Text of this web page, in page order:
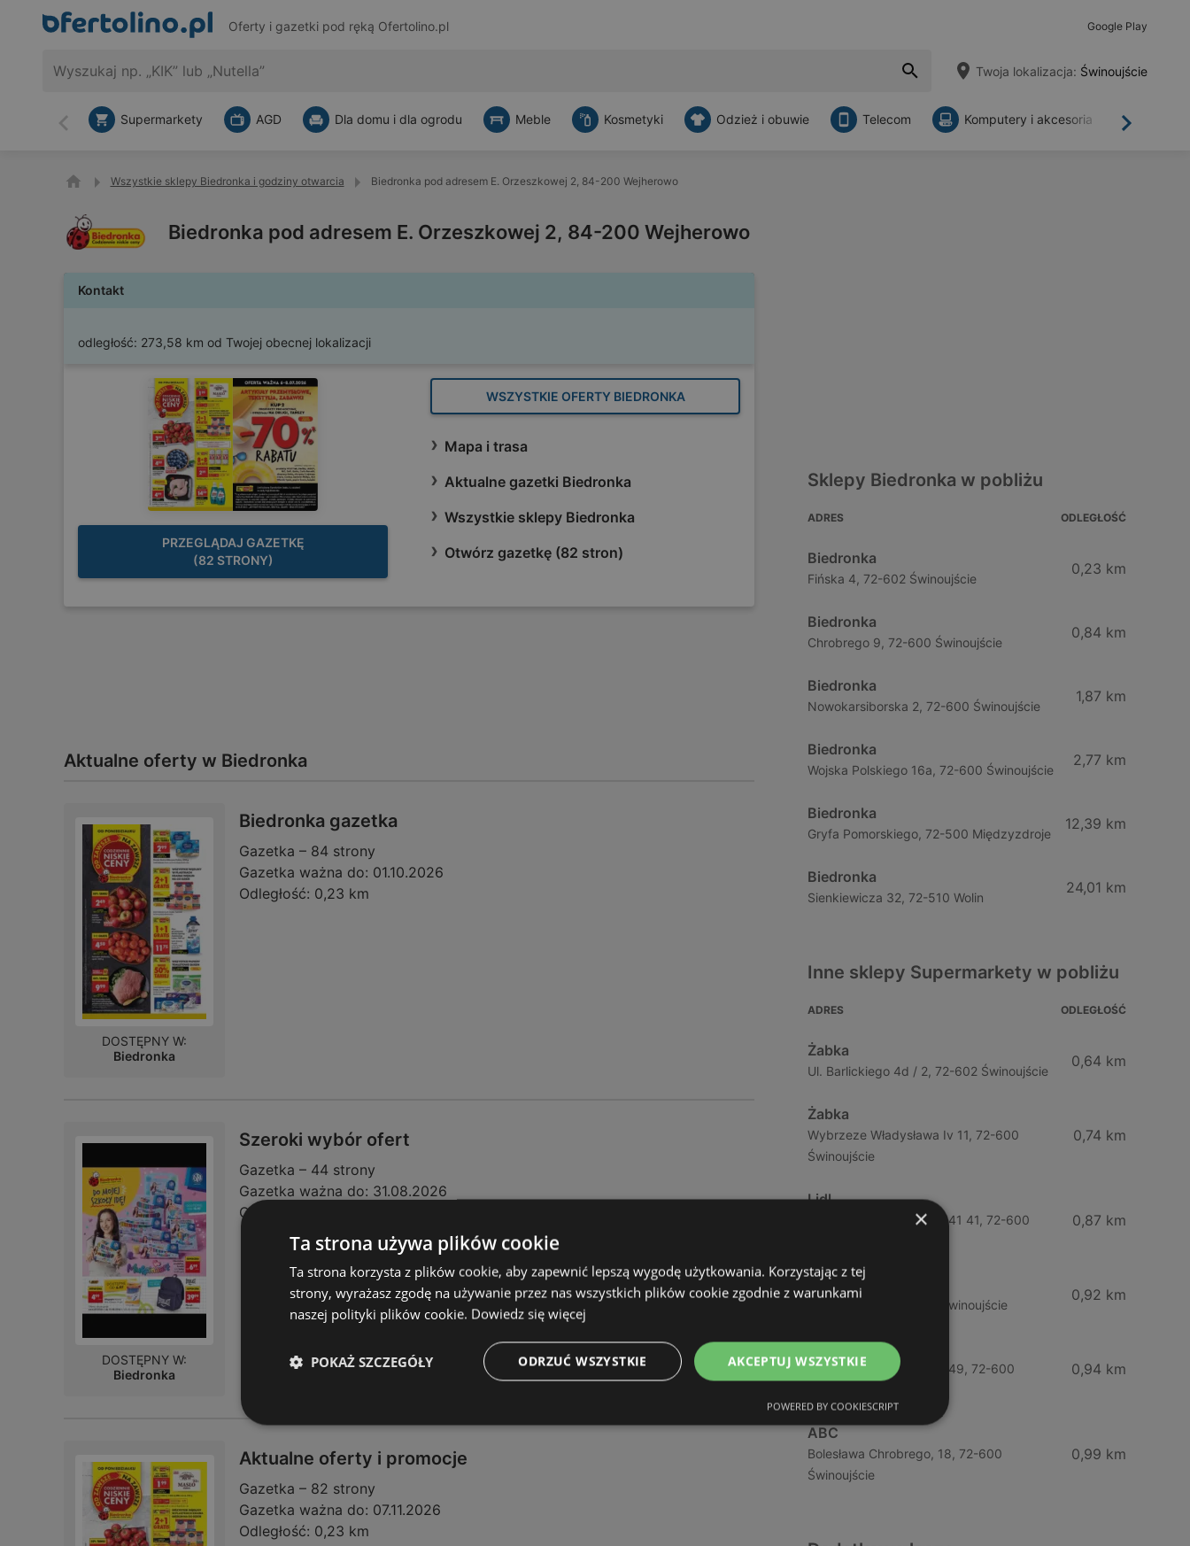
Oferty i gazetki pod ręką Ofertolino.pl Google Play
Twoja lokalizacja: Świnoujście
Wstecz Dalej
Supermarkety AGD Dla domu i dla ogrodu Meble Kosmetyki Odzież i obuwie Telecom Komputery i akcesoria
Wszystkie sklepy Biedronka i godziny otwarcia Biedronka pod adresem E. Orzeszkowej 2, 84-200 Wejherowo
Biedronka pod adresem E. Orzeszkowej 2, 84-200 Wejherowo
Kontakt
odległość: 273,58 km od Twojej obecnej lokalizacji
PRZEGLĄDAJ GAZETKĘ
(82 STRONY)
WSZYSTKIE OFERTY BIEDRONKA
Mapa i trasa
Aktualne gazetki Biedronka
Wszystkie sklepy Biedronka
Otwórz gazetkę (82 stron)
Aktualne oferty w Biedronka
Biedronka gazetka
Gazetka – 84 strony
Gazetka ważna do: 01.10.2026
Odległość: 0,23 km
DOSTĘPNY W:
Biedronka
Szeroki wybór ofert
Gazetka – 44 strony
Gazetka ważna do: 31.08.2026
Odległość:
DOSTĘPNY W:
Biedronka
Aktualne oferty i promocje
Gazetka – 82 strony
Gazetka ważna do: 07.11.2026
Odległość: 0,23 km
Sklepy Biedronka w pobliżu
ADRES ODLEGŁOŚĆ
Biedronka
Fińska 4, 72-602 Świnoujście
0,23 km
Biedronka
Chrobrego 9, 72-600 Świnoujście
0,84 km
Biedronka
Nowokarsiborska 2, 72-600 Świnoujście
1,87 km
Biedronka
Wojska Polskiego 16a, 72-600 Świnoujście
2,77 km
Biedronka
Gryfa Pomorskiego, 72-500 Międzyzdroje
12,39 km
Biedronka
Sienkiewicza 32, 72-510 Wolin
24,01 km
Inne sklepy Supermarkety w pobliżu
ADRES ODLEGŁOŚĆ
Żabka
Ul. Barlickiego 4d / 2, 72-602 Świnoujście
0,64 km
Żabka
Wybrzeze Władysława Iv 11, 72-600
Świnoujście
0,74 km
Lidl
Ul. Bohaterów Września 41 41, 72-600
0,87 km
ABC
Barlickiego, 4, 72-600 Świnoujście
0,92 km
Żabka
Ul. Bohaterów Września 49, 72-600
0,94 km
ABC
Bolesława Chrobrego, 18, 72-600
Świnoujście
0,99 km
×
Ta strona używa plików cookie
Ta strona korzysta z plików cookie, aby zapewnić lepszą wygodę użytkowania. Korzystając z tej
strony, wyrażasz zgodę na używanie przez nas wszystkich plików cookie zgodnie z warunkami
naszej polityki plików cookie. Dowiedz się więcej
AKCEPTUJ WSZYSTKIE
ODRZUĆ WSZYSTKIE
POKAŻ SZCZEGÓŁY
POWERED BY COOKIESCRIPT